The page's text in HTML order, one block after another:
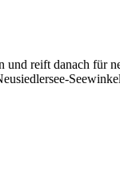
reift danach für